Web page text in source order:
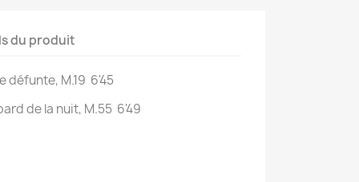
du produit
défunte, M.19 6'45
de la nuit, M.55 6'49